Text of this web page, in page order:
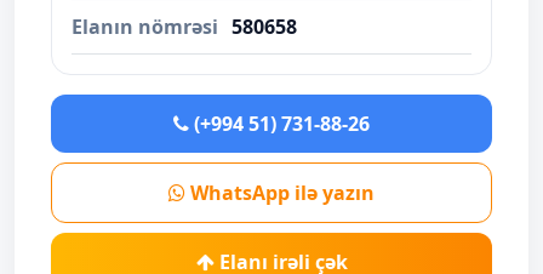
Elanın nömrəsi 580658
(+994 51) 731-88-26
WhatsApp ilə yazın
Elanı irəli çək